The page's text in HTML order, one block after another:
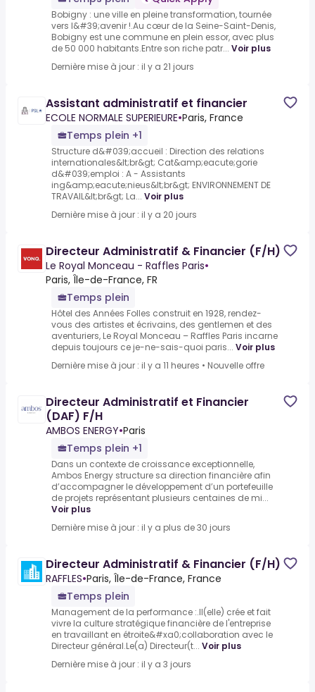
Bobigny : une ville en pleine transformation, tournée
vers l&#39;avenir !.Au cœur de la Seine-Saint-Denis,
Bobigny est une commune en plein essor, avec plus
de 50 000 habitants.Entre son riche patr... Voir plus
Dernière mise à jour : il y a 21 jours
Assistant administratif et financier
ECOLE NORMALE SUPERIEURE•Paris, France
Temps plein +1
Structure d&#039;accueil : Direction des relations
internationales&lt;br&gt; Cat&amp;eacute;gorie
d&#039;emploi : A - Assistants
ing&amp;eacute;nieus&lt;br&gt; ENVIRONNEMENT DE
TRAVAIL&lt;br&gt; La... Voir plus
Dernière mise à jour : il y a 20 jours
Directeur Administratif & Financier (F/H)
Le Royal Monceau - Raffles Paris•
Paris, Île-de-France, FR
Temps plein
Hôtel des Années Folles construit en 1928, rendez-
vous des artistes et écrivains, des gentlemen et des
aventuriers, Le Royal Monceau – Raffles Paris incarne
depuis toujours ce je-ne-sais-quoi paris... Voir plus
Dernière mise à jour : il y a 11 heures • Nouvelle offre
Directeur Administratif et Financier
(DAF) F/H
AMBOS ENERGY•Paris
Temps plein +1
Dans un contexte de croissance exceptionnelle,
Ambos Energy structure sa direction financière afin
d’accompagner le développement d’un portefeuille
de projets représentant plusieurs centaines de mi...
Voir plus
Dernière mise à jour : il y a plus de 30 jours
Directeur Administratif & Financier (F/H)
RAFFLES•Paris, Île-de-France, France
Temps plein
Management de la performance :.Il(elle) crée et fait
vivre la culture stratégique financière de l'entreprise
en travaillant en étroite&#xa0;collaboration avec le
Directeur général.Le(a) Directeur(t... Voir plus
Dernière mise à jour : il y a 3 jours